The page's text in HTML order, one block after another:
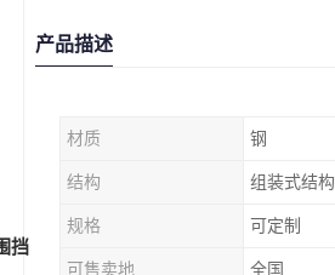
挡
产品描述
材质 钢
结构 组装式结构
规格 可定制
可售卖地 全国